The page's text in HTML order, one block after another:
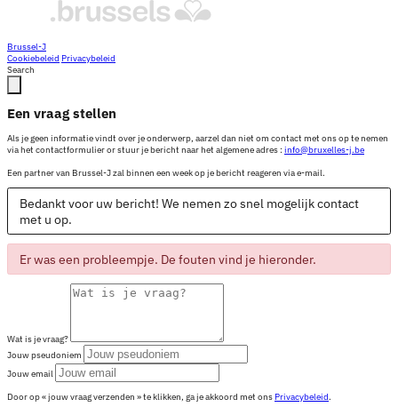
Brussel-J
Cookiebeleid Privacybeleid
Search
Een vraag stellen
Als je geen informatie vindt over je onderwerp, aarzel dan niet om contact met ons op te nemen
via het contactformulier or stuur je bericht naar het algemene adres : info@bruxelles-j.be
Een partner van Brussel-J zal binnen een week op je bericht reageren via e-mail.
Bedankt voor uw bericht! We nemen zo snel mogelijk contact
met u op.
Er was een probleempje. De fouten vind je hieronder.
Wat is je vraag?
Jouw pseudoniem
Jouw email
Door op « jouw vraag verzenden » te klikken, ga je akkoord met ons Privacybeleid.